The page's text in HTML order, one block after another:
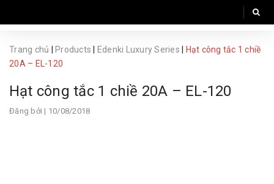
Trang chủ Products Edenki Luxury Series
Hạt công tắc 1 chiề
20A – EL-120
Hạt công tắc 1 chiề 20A – EL-120
Đăng bởi | 10/08/2018